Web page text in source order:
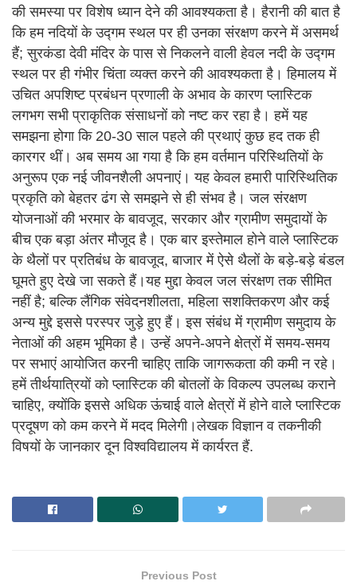
की समस्या पर विशेष ध्यान देने की आवश्यकता है। हैरानी की बात है
कि हम नदियों के उद्गम स्थल पर ही उनका संरक्षण करने में असमर्थ
हैं; सुरकंडा देवी मंदिर के पास से निकलने वाली हेवल नदी के उद्गम
स्थल पर ही गंभीर चिंता व्यक्त करने की आवश्यकता है। हिमालय में
उचित अपशिष्ट प्रबंधन प्रणाली के अभाव के कारण प्लास्टिक
लगभग सभी प्राकृतिक संसाधनों को नष्ट कर रहा है। हमें यह
समझना होगा कि 20-30 साल पहले की प्रथाएं कुछ हद तक ही
कारगर थीं। अब समय आ गया है कि हम वर्तमान परिस्थितियों के
अनुरूप एक नई जीवनशैली अपनाएं। यह केवल हमारी पारिस्थितिक
प्रकृति को बेहतर ढंग से समझने से ही संभव है। जल संरक्षण
योजनाओं की भरमार के बावजूद, सरकार और ग्रामीण समुदायों के
बीच एक बड़ा अंतर मौजूद है। एक बार इस्तेमाल होने वाले प्लास्टिक
के थैलों पर प्रतिबंध के बावजूद, बाजार में ऐसे थैलों के बड़े-बड़े बंडल
घूमते हुए देखे जा सकते हैं।यह मुद्दा केवल जल संरक्षण तक सीमित
नहीं है; बल्कि लैंगिक संवेदनशीलता, महिला सशक्तिकरण और कई
अन्य मुद्दे इससे परस्पर जुड़े हुए हैं। इस संबंध में ग्रामीण समुदाय के
नेताओं की अहम भूमिका है। उन्हें अपने-अपने क्षेत्रों में समय-समय
पर सभाएं आयोजित करनी चाहिए ताकि जागरूकता की कमी न रहे।
हमें तीर्थयात्रियों को प्लास्टिक की बोतलों के विकल्प उपलब्ध कराने
चाहिए, क्योंकि इससे अधिक ऊंचाई वाले क्षेत्रों में होने वाले प्लास्टिक
प्रदूषण को कम करने में मदद मिलेगी।लेखक विज्ञान व तकनीकी
विषयों के जानकार दून विश्वविद्यालय में कार्यरत हैं.
Previous Post